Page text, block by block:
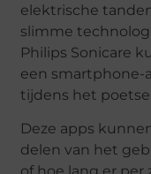
elektrische
slimme
Philips Sonicare
een smartphone-
tijdens het
Deze apps
delen van het